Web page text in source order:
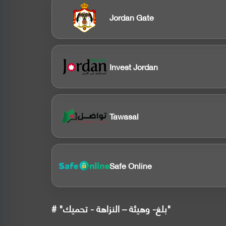
Jordan Gate
Invest Jordan
Tawasal
Safe Online
# "بلغ- وهيئة – النزاهة - تحميك"